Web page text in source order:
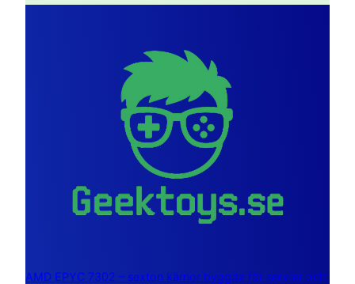
AMD EPYC 7302 – sexton kärnor byggda för servrar och